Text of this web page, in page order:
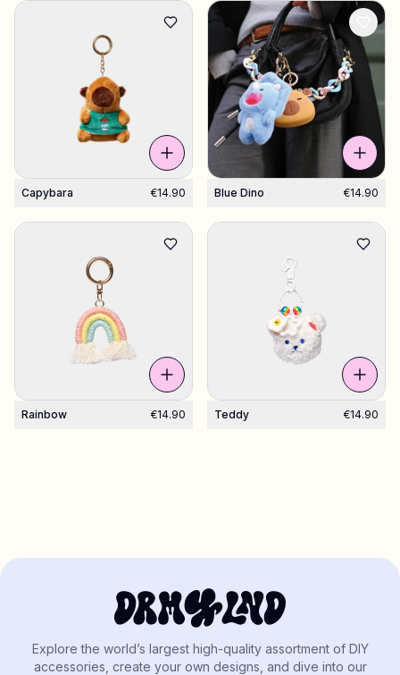
Capybara €14.90 Blue Dino €14.90
Rainbow €14.90 Teddy €14.90
Explore the world’s largest high-quality assortment of DIY
accessories, create your own designs, and dive into our